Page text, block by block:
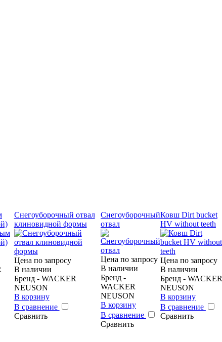
Снегоуборочный отвал
клиновидной формы
Цена по запросу
В наличии
Бренд - WACKER
NEUSON
В корзину
В сравнение
Сравнить
Снегоуборочный
отвал
Цена по запросу
В наличии
Бренд -
WACKER
NEUSON
В корзину
В сравнение
Сравнить
Ковш Dirt bucket
HV without teeth
Цена по запросу
В наличии
Бренд - WACKER
NEUSON
В корзину
В сравнение
Сравнить